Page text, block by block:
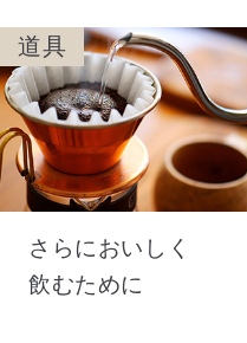
道具
さらにおいしく
飲むために